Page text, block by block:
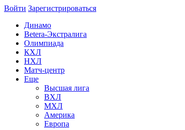
Войти Зарегиcтрироваться
Динамо
Betera-Экстралига
Олимпиада
КХЛ
НХЛ
Матч-центр
Еще
Высшая лига
ВХЛ
МХЛ
Америка
Европа